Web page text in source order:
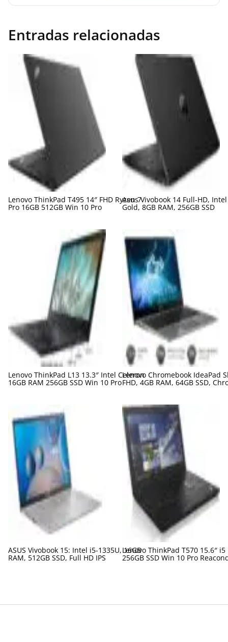
Entradas relacionadas
Lenovo ThinkPad T495 14″ FHD Ryzen 7
Pro 16GB 512GB Win 10 Pro
Asus Vivobook 14 Full-HD,
Gold, 8GB RAM, 256GB SSD
Lenovo ThinkPad L13 13.3″ Intel Celeron
16GB RAM 256GB SSD Win 10 Pro
Lenovo Chromebook IdeaPad
FHD, 4GB RAM, 64GB SSD,
ASUS Vivobook 15: Intel i5-1335U, 16GB
RAM, 512GB SSD, Full HD IPS
Lenovo ThinkPad T570 15.6″ i5
256GB SSD Win 10 Pro